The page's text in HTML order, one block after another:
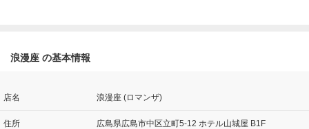
浪漫座 の基本情報
店名 浪漫座 (ロマンザ)
住所 広島県広島市中区立町5-12 ホテル山城屋 B1F